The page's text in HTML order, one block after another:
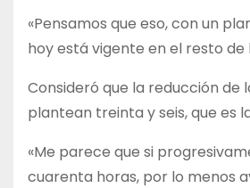
«Pensamos que eso, con un
hoy está vigente en el resto de
Consideró que la reducción de
plantean treinta y seis, que es
«Me parece que si
cuarenta horas, por lo menos